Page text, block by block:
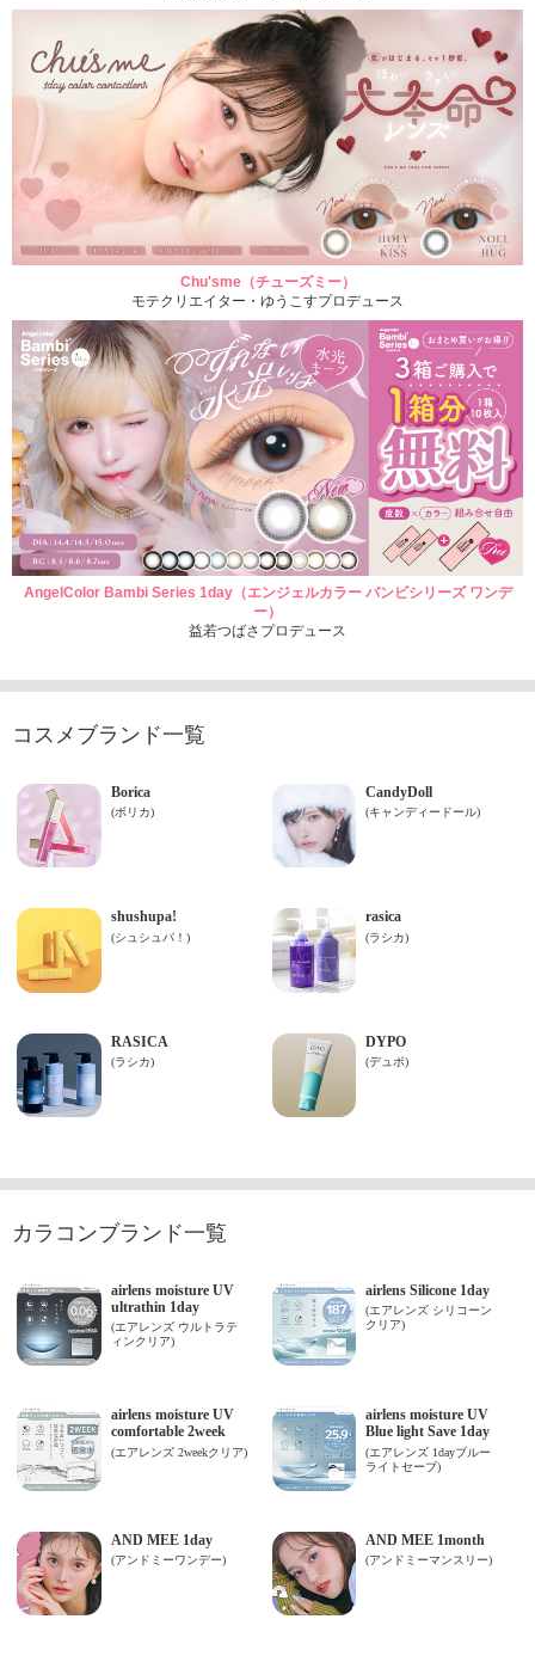
Chu'sme（チューズミー）
モテクリエイター・ゆうこすプロデュース
AngelColor Bambi Series 1day（エンジェルカラー バンビシリーズ ワンデ
ー）
益若つばさプロデュース
コスメブランド一覧
カラコンブランド一覧